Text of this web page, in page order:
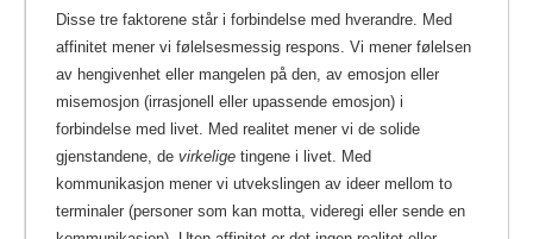
Disse tre faktorene står i forbindelse med hverandre. Med
affinitet mener vi følelsesmessig respons. Vi mener følelsen
av hengivenhet eller mangelen på den, av emosjon eller
misemosjon (irrasjonell eller upassende emosjon) i
forbindelse med livet. Med realitet mener vi de solide
gjenstandene, de virkelige tingene i livet. Med
kommunikasjon mener vi utvekslingen av ideer mellom to
terminaler (personer som kan motta, videregi eller sende en